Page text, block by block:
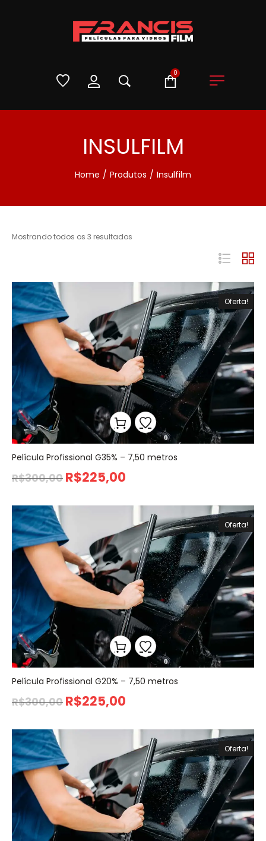
0
INSULFILM
Home / Produtos / Insulfilm
Mostrando todos os 3 resultados
Oferta!
Película Profissional G35% – 7,50 metros
R$300,00 R$225,00
Oferta!
Película Profissional G20% – 7,50 metros
R$300,00 R$225,00
Oferta!